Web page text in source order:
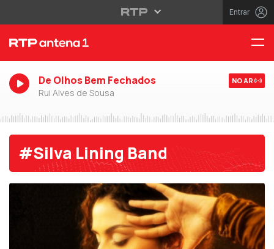
Entrar
De Olhos Bem Fechados
Rui Alves de Sousa
NO AR
#Silva Lining Band